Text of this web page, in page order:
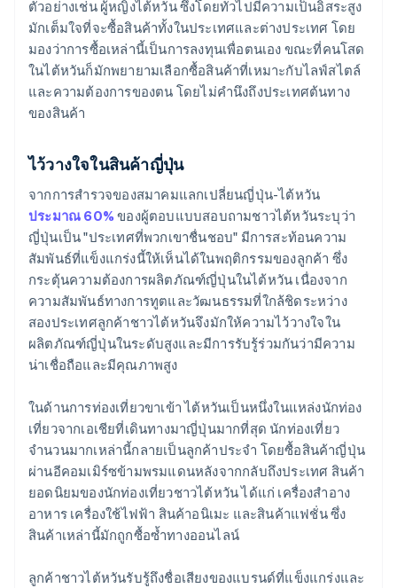
ตัวอย่างเช่น ผู้หญิงไต้หวัน ซึ่งโดยทั่วไปมีความเป็นอิสระสูง
มักเต็มใจที่จะซื้อสินค้าทั้งในประเทศและต่างประเทศ โดย
มองว่าการซื้อเหล่านี้เป็นการลงทุนเพื่อตนเอง ขณะที่คนโสด
ในไต้หวันก็มักพยายามเลือกซื้อสินค้าที่เหมาะกับไลฟ์สไตล์
และความต้องการของตน โดยไม่คำนึงถึงประเทศต้นทาง
ของสินค้า
ไว้วางใจในสินค้าญี่ปุ่น
จากการสํารวจของสมาคมแลกเปลี่ยนญี่ปุ่น-ไต้หวัน
ประมาณ 60%ของผู้ตอบแบบสอบถามชาวไต้หวันระบุว่า
ญี่ปุ่นเป็น "ประเทศที่พวกเขาชื่นชอบ" มีการสะท้อนความ
สัมพันธ์ที่แข็งแกร่งนี้ให้เห็นได้ในพฤติกรรมของลูกค้า ซึ่ง
กระตุ้นความต้องการผลิตภัณฑ์ญี่ปุ่นในไต้หวัน เนื่องจาก
ความสัมพันธ์ทางการทูตและวัฒนธรรมที่ใกล้ชิดระหว่าง
สองประเทศลูกค้าชาวไต้หวันจึงมักให้ความไว้วางใจใน
ผลิตภัณฑ์ญี่ปุ่นในระดับสูงและมีการรับรู้ร่วมกันว่ามีความ
น่าเชื่อถือและมีคุณภาพสูง
ในด้านการท่องเที่ยวขาเข้า ไต้หวันเป็นหนึ่งในแหล่งนักท่อง
เที่ยวจากเอเชียที่เดินทางมาญี่ปุ่นมากที่สุด นักท่องเที่ยว
จำนวนมากเหล่านี้กลายเป็นลูกค้าประจำ โดยซื้อสินค้าญี่ปุ่น
ผ่านอีคอมเมิร์ซข้ามพรมแดนหลังจากกลับถึงประเทศ สินค้า
ยอดนิยมของนักท่องเที่ยวชาวไต้หวัน ได้แก่ เครื่องสำอาง
อาหาร เครื่องใช้ไฟฟ้า สินค้าอนิเมะ และสินค้าแฟชั่น ซึ่ง
สินค้าเหล่านี้มักถูกซื้อซ้ำทางออนไลน์
ลูกค้าชาวไต้หวันรับรู้ถึงชื่อเสียงของแบรนด์ที่แข็งแกร่งและ